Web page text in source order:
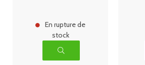
En rupture de
stock